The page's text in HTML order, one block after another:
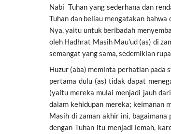
Nabi Tuhan yang sederhana dan
Tuhan dan beliau mengatakan
Nya, yaitu untuk beribadah
oleh Hadhrat Masih Mau’ud (as) di
semangat yang sama, sedemikian
Huzur (aba) meminta perhatian pada
pertama dulu (as) tidak dapat
(yaitu mereka mulai menjadi jauh
dalam kehidupan mereka; keimanan
Masih di zaman akhir ini, bagaimana
dengan Tuhan itu menjadi lemah,